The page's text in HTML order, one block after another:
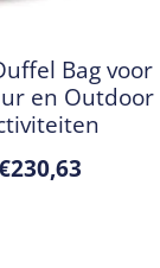
Bag voor
en Outdoor
230,63